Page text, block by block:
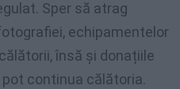
Sper să atrag
echipamentelor
însă și donațiile
continua călătoria.